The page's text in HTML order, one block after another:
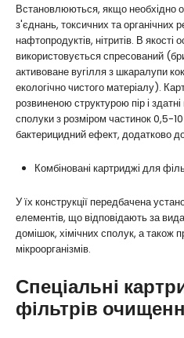
Встановлюються, якщо необхідно
з'єднань, токсичних та органічних
нафтопродуктів, нітритів. В
використовується спресований
активоване вугілля з шкаралупи
екологічно чистого матеріалу).
розвиненою структурою пір і здатні
сполуки з розміром частинок 0,5-
бактерицидний ефект, додатково
Комбіновані картриджі для
У їх конструкції передбачена
елементів, що відповідають за
домішок, хімічних сполук, а також
мікроорганізмів.
Спеціальні
фільтрів